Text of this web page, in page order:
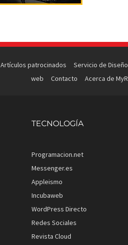
Artículos patrocinados
Servicio de Diseño
web
Contacto Acerca de MyR
TECNOLOGÍA
Programacion.net
Messenger.es
Appleismo
Incubaweb
WordPress Directo
Redes Sociales
Revista Cloud